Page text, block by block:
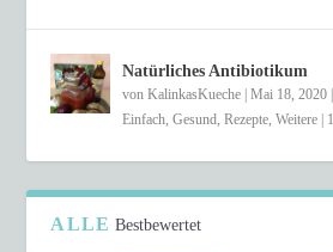
Natürliches Antibiotikum
vonKalinkasKueche |Mai 18, 2020
Einfach,Gesund,Rezepte,Weitere
ALLE Bestbewertet